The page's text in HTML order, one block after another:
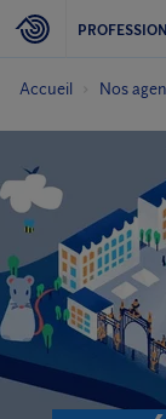
Accueil Nos